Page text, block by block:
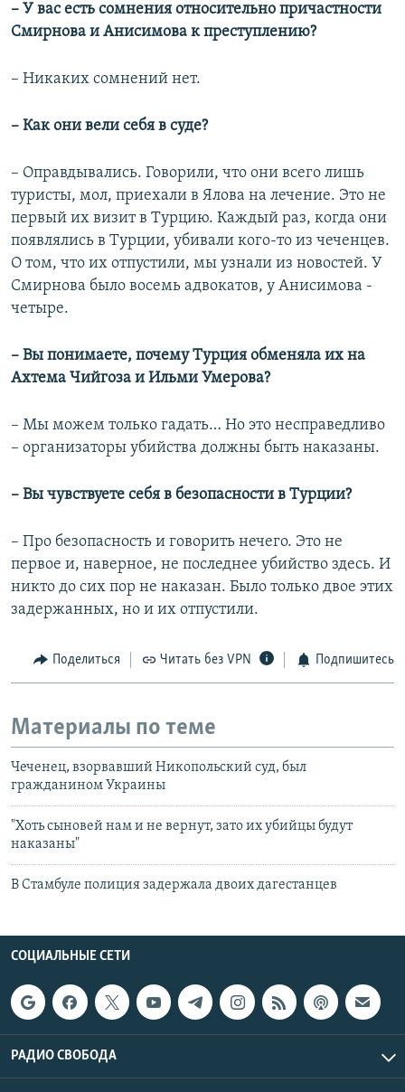
– У вас есть сомнения относительно причастности
Смирнова и Анисимова к преступлению?
– Никаких сомнений нет.
– Как они вели себя в суде?
– Оправдывались. Говорили, что они всего лишь
туристы, мол, приехали в Ялова на лечение. Это не
первый их визит в Турцию. Каждый раз, когда они
появлялись в Турции, убивали кого-то из чеченцев.
О том, что их отпустили, мы узнали из новостей. У
Смирнова было восемь адвокатов, у Анисимова -
четыре.
– Вы понимаете, почему Турция обменяла их на
Ахтема Чийгоза и Ильми Умерова?
– Мы можем только гадать… Но это несправедливо
– организаторы убийства должны быть наказаны.
– Вы чувствуете себя в безопасности в Турции?
– Про безопасность и говорить нечего. Это не
первое и, наверное, не последнее убийство здесь. И
никто до сих пор не наказан. Было только двое этих
задержанных, но и их отпустили.
Поделиться Читать без VPN Подпишитесь
Материалы по теме
Чеченец, взорвавший Никопольский суд, был
гражданином Украины
"Хоть сыновей нам и не вернут, зато их убийцы будут
наказаны"
В Стамбуле полиция задержала двоих дагестанцев
СОЦИАЛЬНЫЕ СЕТИ
РАДИО СВОБОДА